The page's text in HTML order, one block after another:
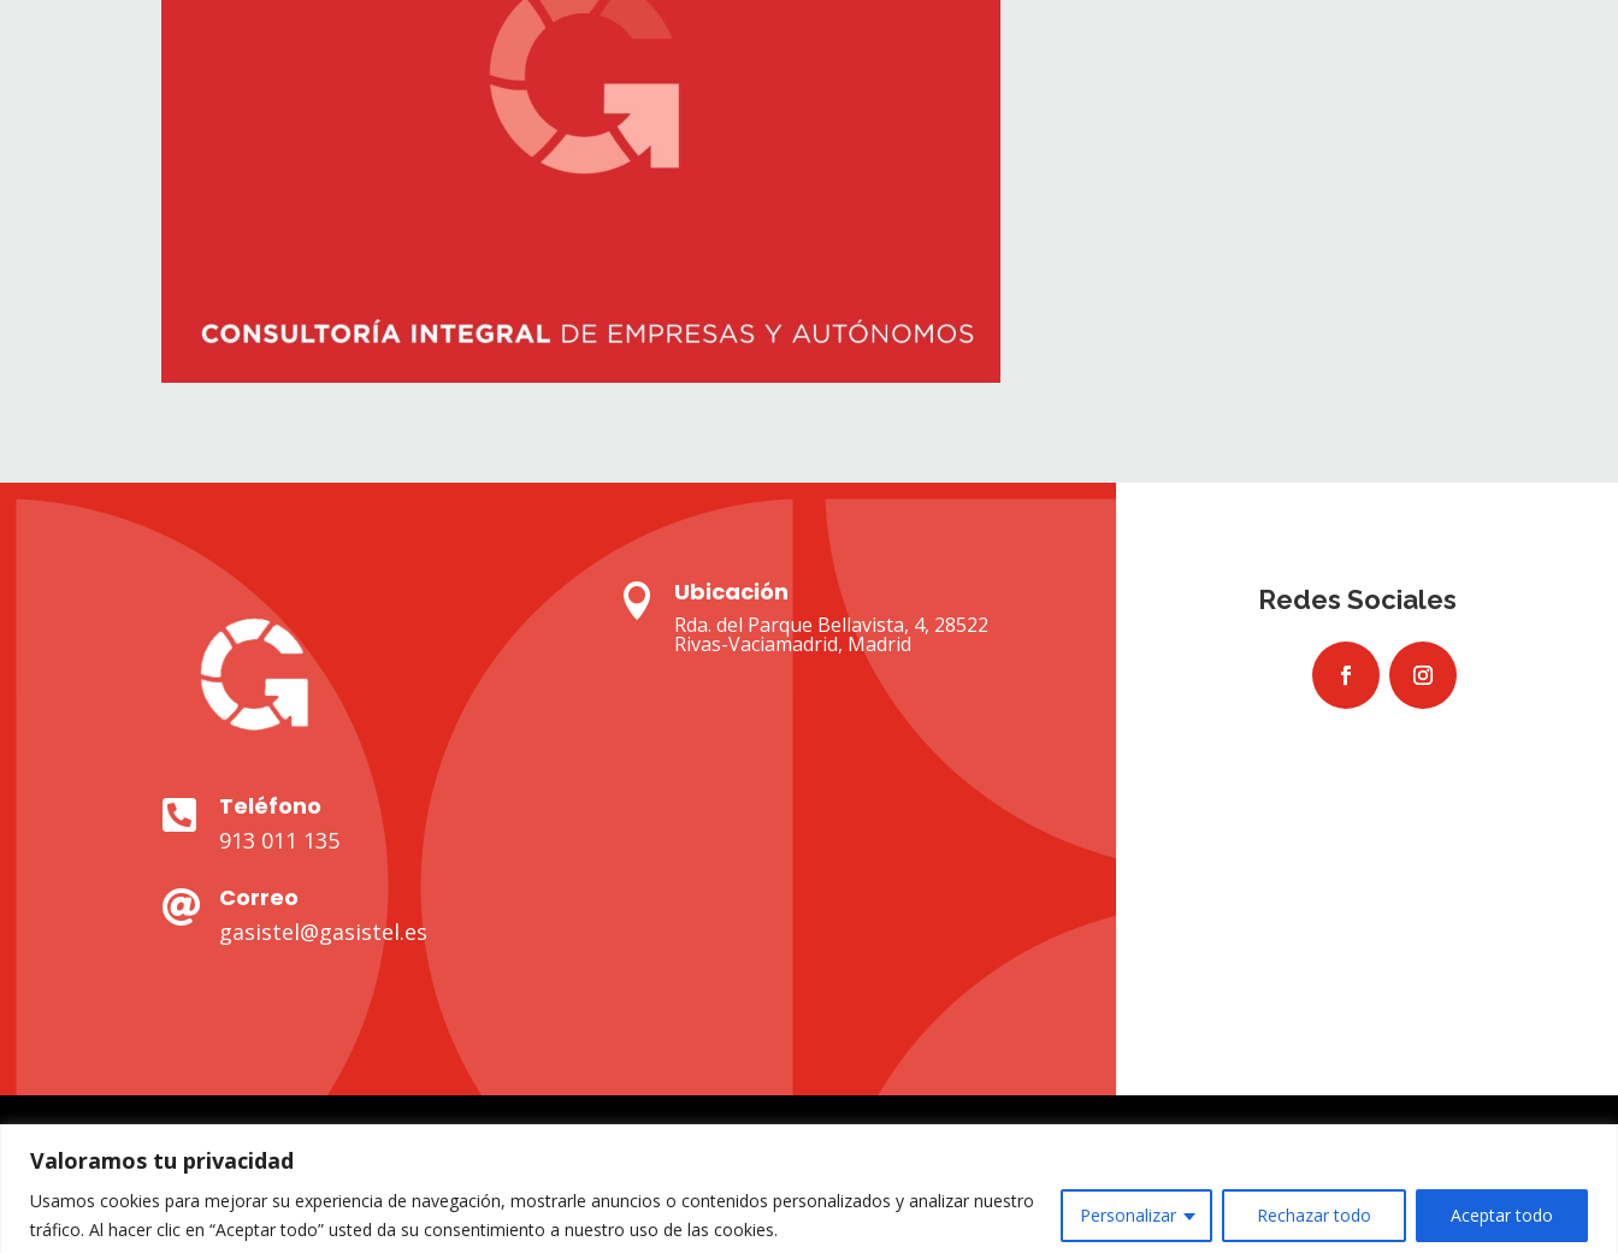
Valoramos tu privacidad
Usamos cookies para mejorar su experiencia de navegación, mostrarle anuncios o contenidos personalizados y analizar nuestro
tráfico. Al hacer clic en “Aceptar todo” usted da su consentimiento a nuestro uso de las cookies.
Personalizar Rechazar todo Aceptar todo
 Teléfono
913 011 135
 Correo
gasistel@gasistel.es
 Ubicación
Rda. del Parque Bellavista, 4, 28522
Rivas-Vaciamadrid, Madrid
Redes Sociales